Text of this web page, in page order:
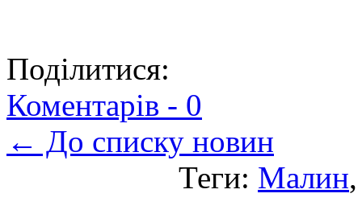
Поділитися:
Коментарів - 0
← До списку новин
Теги: Малин